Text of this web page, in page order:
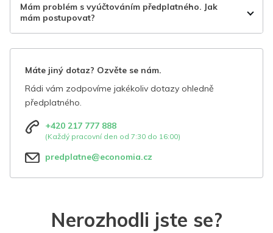
Mám problém s vyúčtováním předplatného. Jak
mám postupovat?
Máte jiný dotaz? Ozvěte se nám.
Rádi vám zodpovíme jakékoliv dotazy ohledně
předplatného.
+420 217 777 888
(Každý pracovní den od 7:30 do 16:00)
predplatne@economia.cz
Nerozhodli jste se?